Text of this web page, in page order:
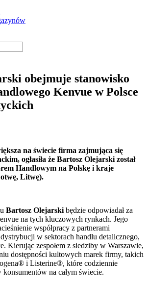
obejmuje stanowisko
Kenvue w Polsce
na świecie firma zajmująca się
ogłasiła że Bartosz Olejarski został
Handlowym na Polskę i kraje
Litwę).
Bartosz Olejarski będzie odpowiadał za
na tych kluczowych rynkach. Jego
współpracy z partnerami
w sektorach handlu detalicznego,
Kierując zespołem z siedziby w Warszawie,
dostępności kultowych marek firmy, takich
i Listerine®, które codziennie
na całym świecie.